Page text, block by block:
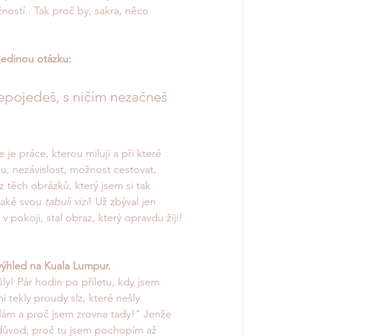
Tak proč by, sakra, něco
otázku:
s ničím nezačneš
je práce, kterou miluji a při které
nezávislost, možnost cestovat,
těch obrázků, který jsem si tak
svou tabuli vizí! Už zbýval jen
pokoji, stal obraz, který opravdu žiji!
na Kuala Lumpur.
Pár hodin po příletu, kdy jsem
tekly proudy slz, které nešly
a proč jsem zrovna tady!" Jenže
proč tu jsem pochopím až